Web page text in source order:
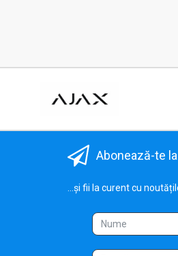
Abonează-te
...și fii la curent cu